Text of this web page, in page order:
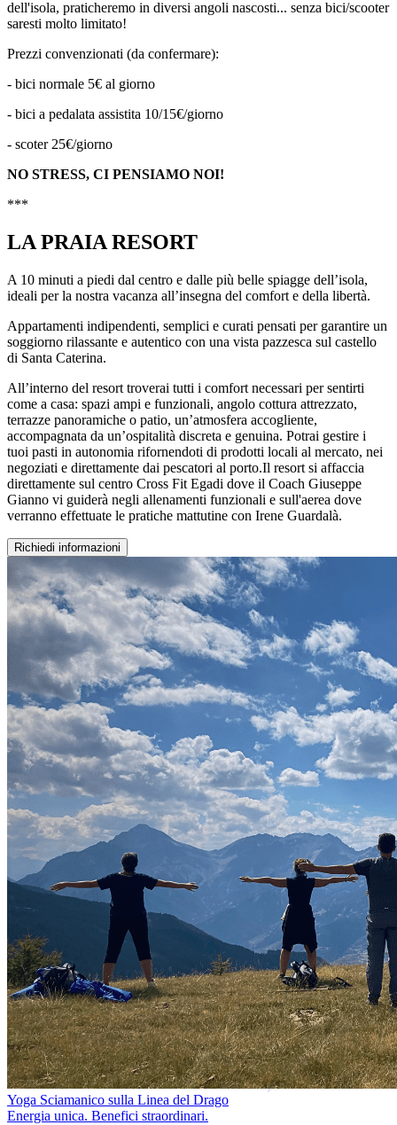
dell'isola, praticheremo in diversi angoli nascosti... senza bici/scooter
saresti molto limitato!
Prezzi convenzionati (da confermare):
- bici normale 5€ al giorno
- bici a pedalata assistita 10/15€/giorno
- scoter 25€/giorno
NO STRESS, CI PENSIAMO NOI!
***
LA PRAIA RESORT
A 10 minuti a piedi dal centro e dalle più belle spiagge dell’isola,
ideali per la nostra vacanza all’insegna del comfort e della libertà.
Appartamenti indipendenti, semplici e curati pensati per garantire un
soggiorno rilassante e autentico con una vista pazzesca sul castello
di Santa Caterina.
All’interno del resort troverai tutti i comfort necessari per sentirti
come a casa: spazi ampi e funzionali, angolo cottura attrezzato,
terrazze panoramiche o patio, un’atmosfera accogliente,
accompagnata da un’ospitalità discreta e genuina. Potrai gestire i
tuoi pasti in autonomia rifornendoti di prodotti locali al mercato, nei
negoziati e direttamente dai pescatori al porto.Il resort si affaccia
direttamente sul centro Cross Fit Egadi dove il Coach Giuseppe
Gianno vi guiderà negli allenamenti funzionali e sull'aerea dove
verranno effettuate le pratiche mattutine con Irene Guardalà.
Richiedi informazioni
Yoga Sciamanico sulla Linea del Drago
Energia unica. Benefici straordinari.